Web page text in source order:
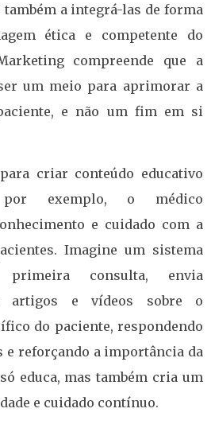
a integrá-las de forma
ética e competente do
compreende que a
um meio para aprimorar a
e não um fim em si
criar conteúdo educativo
por exemplo, o médico
e cuidado com a
Imagine um sistema
consulta, envia
artigos e vídeos sobre o
do paciente, respondendo
e reforçando a importância da
educa, mas também cria um
e cuidado contínuo.